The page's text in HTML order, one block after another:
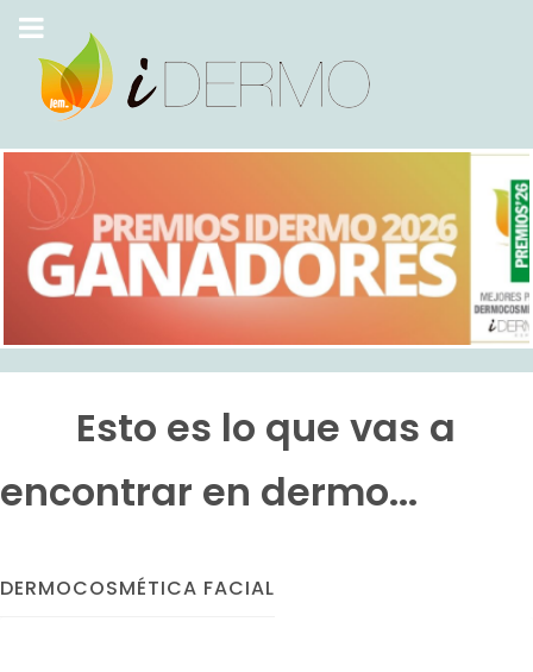
Esto es lo que vas a
encontrar en dermo...
DERMOCOSMÉTICA FACIAL